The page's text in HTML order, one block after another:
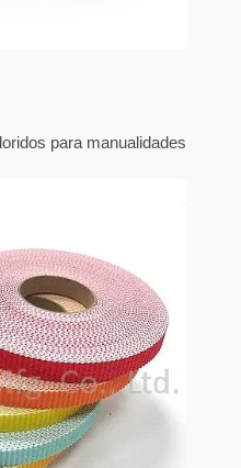
para manualidades